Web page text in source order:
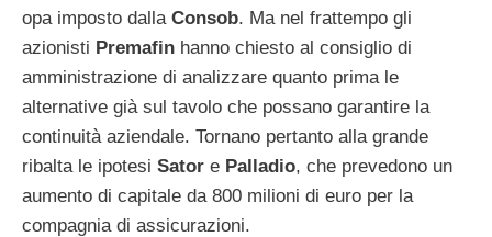
opa imposto dalla Consob. Ma nel frattempo gli
azionisti Premafin hanno chiesto al consiglio di
amministrazione di analizzare quanto prima le
alternative già sul tavolo che possano garantire la
continuità aziendale. Tornano pertanto alla grande
ribalta le ipotesi Sator e Palladio, che prevedono un
aumento di capitale da 800 milioni di euro per la
compagnia di assicurazioni.